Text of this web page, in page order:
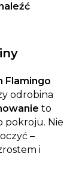
Flamingo
odrobina
to
pokroju. Nie
–
i